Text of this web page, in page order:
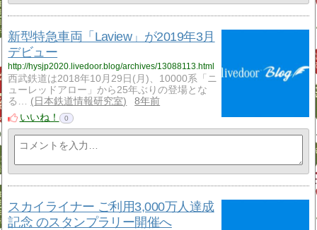
新型特急車両「Laview」が2019年3月
デビュー
http://hysjp2020.livedoor.blog/archives/13088113.html
西武鉄道は2018年10月29日(月)、10000系「ニ
ューレッドアロー」から25年ぶりの登場とな
る…
日本鉄道情報研究室
8年前
いいね！
0
スカイライナー ご利用3,000万人達成
記念 のスタンプラリー開催へ